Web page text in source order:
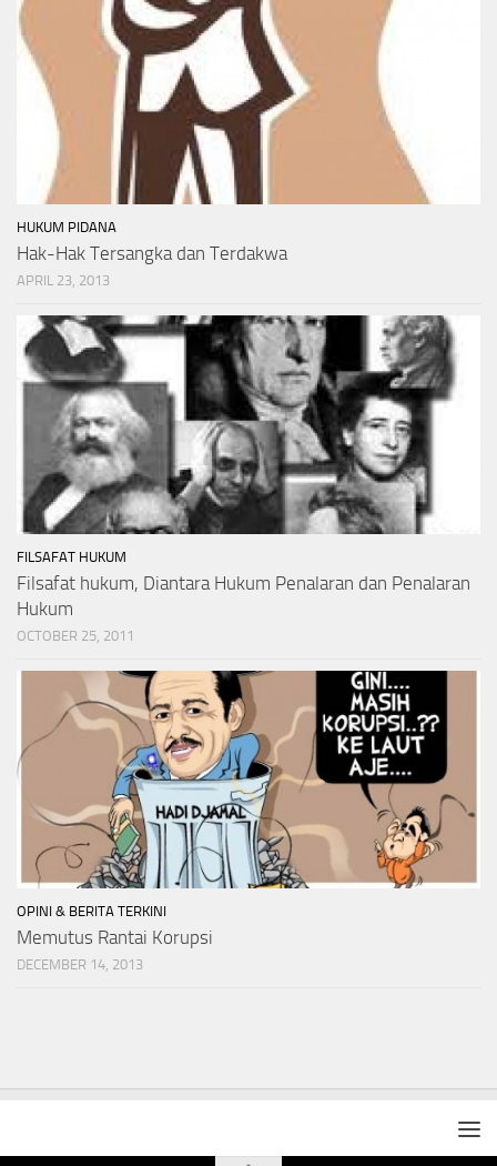
HUKUM PIDANA
Hak-Hak Tersangka dan Terdakwa
APRIL 23, 2013
FILSAFAT HUKUM
Filsafat hukum, Diantara Hukum Penalaran dan Penalaran
Hukum
OCTOBER 25, 2011
OPINI & BERITA TERKINI
Memutus Rantai Korupsi
DECEMBER 14, 2013